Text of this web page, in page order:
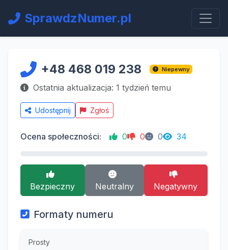
SprawdzNumer.pl
+48 468 019 238 Niepewny
Ostatnia aktualizacja: 1 tydzień temu
Udostępnij Zgłoś
Ocena społeczności: 0 0 0 34
Bezpieczny Neutralny Negatywny
Formaty numeru
Prosty